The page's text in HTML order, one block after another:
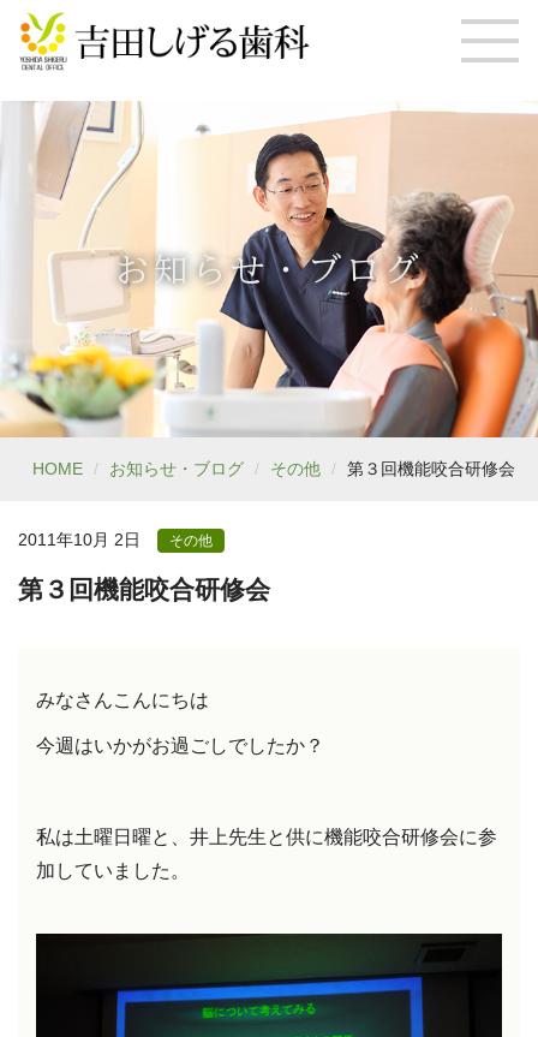
お知らせ・ブログ
HOME お知らせ・ブログ その他 第３回機能咬合研修会
2011年10月 2日 その他
第３回機能咬合研修会
みなさんこんにちは
今週はいかがお過ごしでしたか？
私は土曜日曜と、井上先生と供に機能咬合研修会に参
加していました。